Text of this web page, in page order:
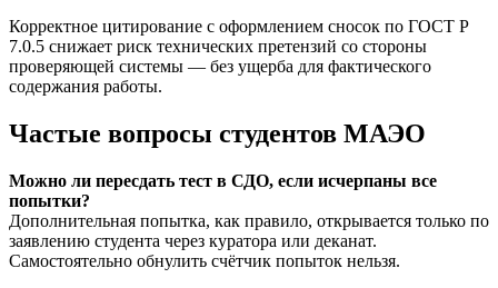
Корректное цитирование с оформлением сносок по ГОСТ Р
7.0.5 снижает риск технических претензий со стороны
проверяющей системы — без ущерба для фактического
содержания работы.
Частые вопросы студентов МАЭО
Можно ли пересдать тест в СДО, если исчерпаны все
попытки?
Дополнительная попытка, как правило, открывается только по
заявлению студента через куратора или деканат.
Самостоятельно обнулить счётчик попыток нельзя.